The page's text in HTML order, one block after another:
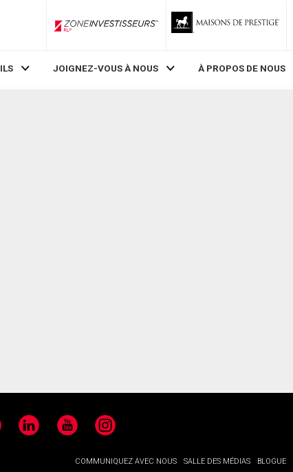
ZoneInvestisseurs RLP
JOIGNEZ-VOUS À NOUS À PROPOS DE NOUS
LinkedIn YouTubeInstagram
COMMUNIQUEZ AVEC NOUS SALLE DES MÉDIAS BLOGUE